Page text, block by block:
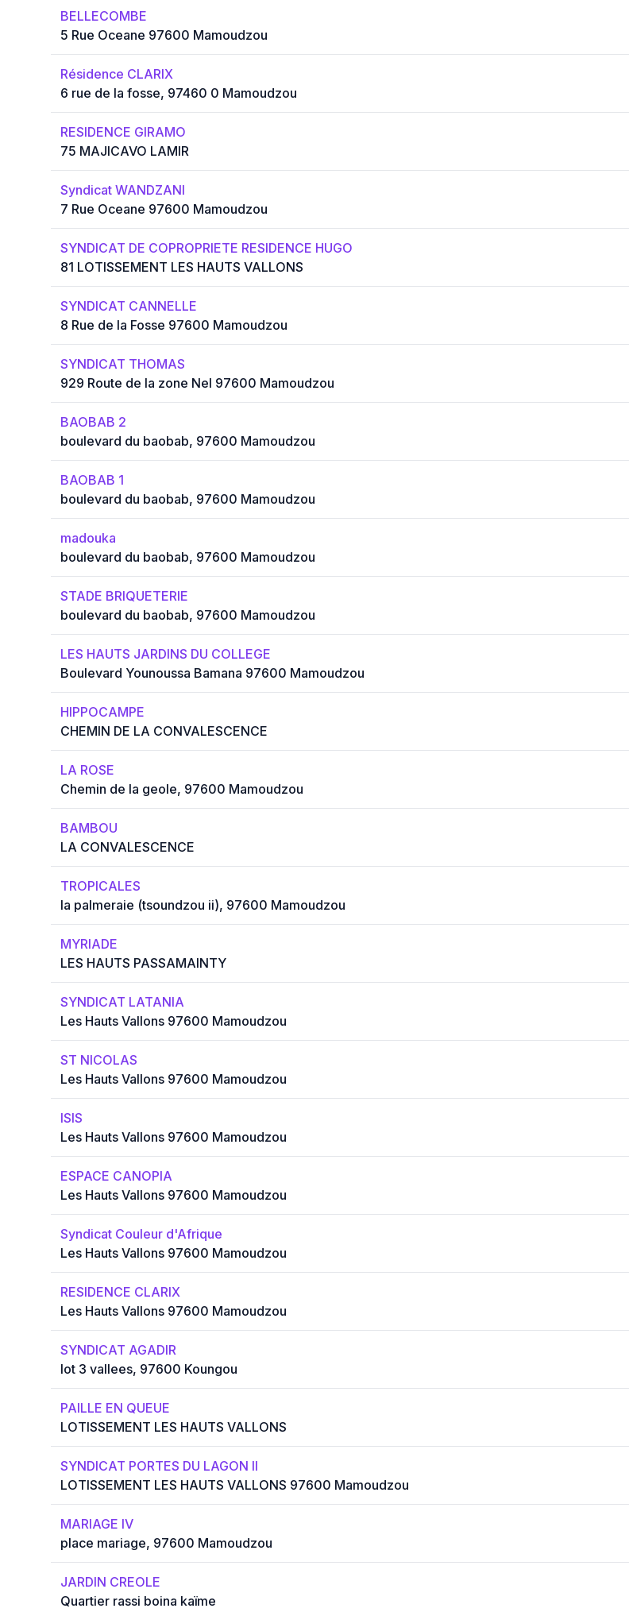
BELLECOMBE
5 Rue Oceane 97600 Mamoudzou
Résidence CLARIX
6 rue de la fosse, 97460 0 Mamoudzou
RESIDENCE GIRAMO
75 MAJICAVO LAMIR
Syndicat WANDZANI
7 Rue Oceane 97600 Mamoudzou
SYNDICAT DE COPROPRIETE RESIDENCE HUGO
81 LOTISSEMENT LES HAUTS VALLONS
SYNDICAT CANNELLE
8 Rue de la Fosse 97600 Mamoudzou
SYNDICAT THOMAS
929 Route de la zone Nel 97600 Mamoudzou
BAOBAB 2
boulevard du baobab, 97600 Mamoudzou
BAOBAB 1
boulevard du baobab, 97600 Mamoudzou
madouka
boulevard du baobab, 97600 Mamoudzou
STADE BRIQUETERIE
boulevard du baobab, 97600 Mamoudzou
LES HAUTS JARDINS DU COLLEGE
Boulevard Younoussa Bamana 97600 Mamoudzou
HIPPOCAMPE
CHEMIN DE LA CONVALESCENCE
LA ROSE
Chemin de la geole, 97600 Mamoudzou
BAMBOU
LA CONVALESCENCE
TROPICALES
la palmeraie (tsoundzou ii), 97600 Mamoudzou
MYRIADE
LES HAUTS PASSAMAINTY
SYNDICAT LATANIA
Les Hauts Vallons 97600 Mamoudzou
ST NICOLAS
Les Hauts Vallons 97600 Mamoudzou
ISIS
Les Hauts Vallons 97600 Mamoudzou
ESPACE CANOPIA
Les Hauts Vallons 97600 Mamoudzou
Syndicat Couleur d'Afrique
Les Hauts Vallons 97600 Mamoudzou
RESIDENCE CLARIX
Les Hauts Vallons 97600 Mamoudzou
SYNDICAT AGADIR
lot 3 vallees, 97600 Koungou
PAILLE EN QUEUE
LOTISSEMENT LES HAUTS VALLONS
SYNDICAT PORTES DU LAGON II
LOTISSEMENT LES HAUTS VALLONS 97600 Mamoudzou
MARIAGE IV
place mariage, 97600 Mamoudzou
JARDIN CREOLE
Quartier rassi boina kaïme